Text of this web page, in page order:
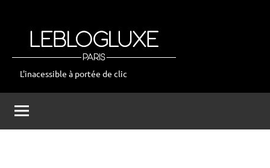
leblogluxe
L'inacessible à portée de clic